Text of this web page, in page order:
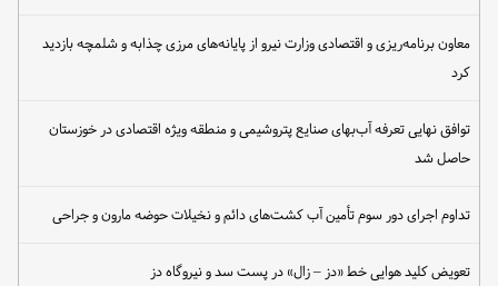
معاون برنامه‌ریزی و اقتصادی وزارت نیرو از پایانه‌های مرزی چذابه و شلمچه بازدید
کرد
توافق نهایی تعرفه آب‌بهای صنایع پتروشیمی و منطقه ویژه اقتصادی در خوزستان
حاصل شد
تداوم اجرای دور سوم تأمین آب کشت‌های دائم و نخیلات حوضه مارون و جراحی
تعویض کلید هوایی خط «دز – زال» در پست سد و نیروگاه دز